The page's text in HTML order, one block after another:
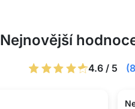
Nejnovější
4.6 / 5